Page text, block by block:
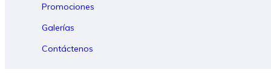
Promociones
Galerías
Contáctenos